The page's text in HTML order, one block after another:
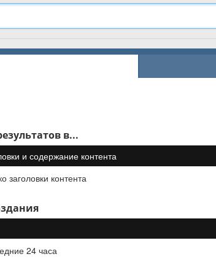
в...
и содержание контента
заголовки контента
24 часа